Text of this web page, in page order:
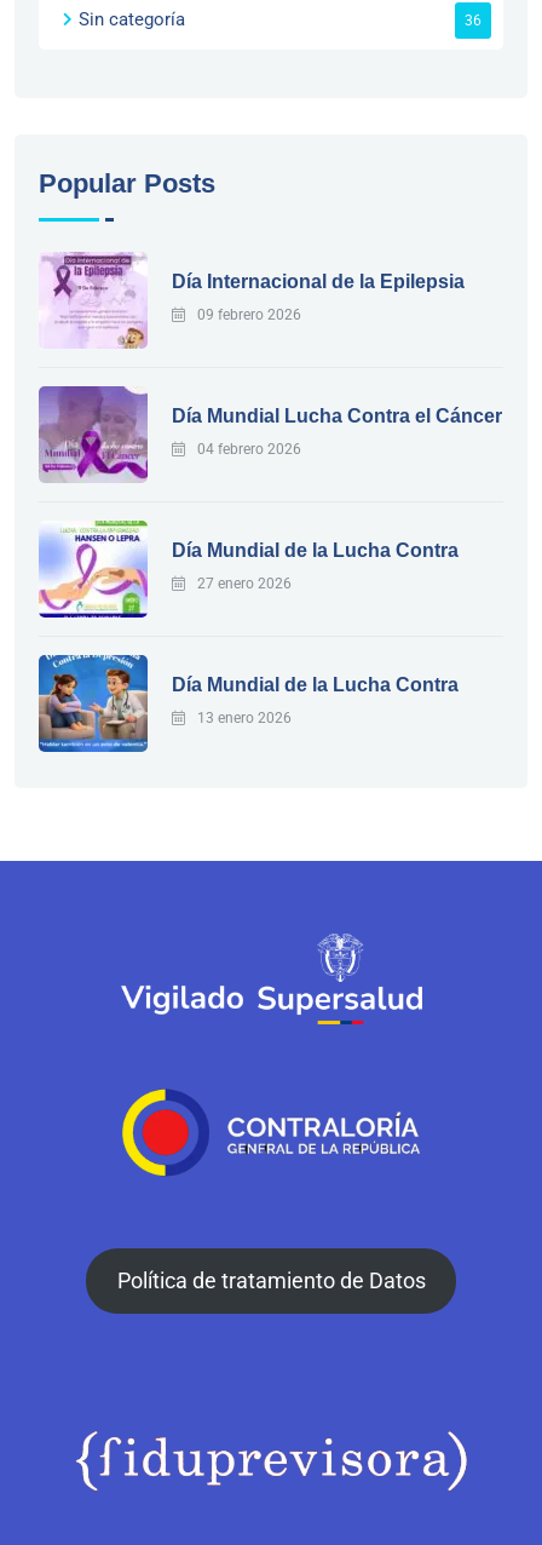
Sin categoría 36
Popular Posts
Día Internacional de la Epilepsia
09 febrero 2026
Día Mundial Lucha Contra el Cáncer
04 febrero 2026
Día Mundial de la Lucha Contra
27 enero 2026
Día Mundial de la Lucha Contra
13 enero 2026
Política de tratamiento de Datos